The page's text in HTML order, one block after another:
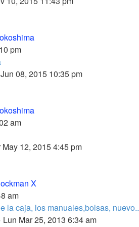
pm
08, 2015 10:35 pm
am
May 12, 2015 4:45 pm
X
am
la caja, los manuales,bolsas, nuevo..
Lun Mar 25, 2013 6:34 am